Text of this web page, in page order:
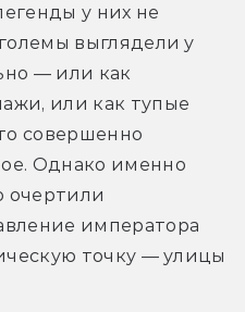
у них не
выглядели у
— или как
или как тупые
совершенно
Однако именно
очертили
императора
точку — улицы